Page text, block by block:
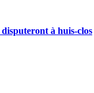
à huis-clos